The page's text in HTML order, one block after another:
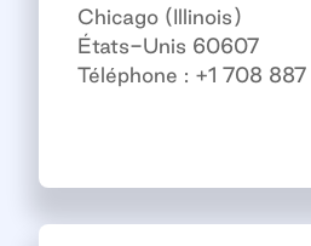
Chicago (Illinois)
États-Unis 60607
Téléphone : +1 708 887